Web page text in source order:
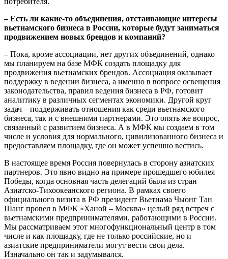
– Есть ли какие-то объединения, отстаивающие интересы
вьетнамского бизнеса в России, которые будут заниматься
продвижением новых брендов и компаний?
– Пока, кроме ассоциации, нет других объединений, однако
мы планируем на базе МФК создать площадку для
продвижения вьетнамских брендов. Ассоциация оказывает
поддержку в ведении бизнеса, а именно в вопросе освещения
законодательства, правил ведения бизнеса в РФ, готовит
аналитику в различных сегментах экономики. Другой круг
задач – поддерживать отношения как среди вьетнамского
бизнеса, так и с внешними партнерами. Это опять же вопрос,
связанный с развитием бизнеса. А в МФК мы создаем в том
числе и условия для нормального, цивилизованного бизнеса и
предоставляем площадку, где он может успешно вестись.
В настоящее время Россия повернулась в сторону азиатских
партнеров. Это явно видно на примере прошедшего юбилея
Победы, когда основная часть делегаций была из стран
Азиатско-Тихоокеанского региона. В рамках своего
официального визита в РФ президент Вьетнама Чыонг Тан
Шанг провел в МФК «Ханой – Москва» целый ряд встреч с
вьетнамскими предпринимателями, работающими в России.
Мы рассматриваем этот многофункциональный центр в том
числе и как площадку, где не только российские, но и
азиатские предприниматели могут вести свои дела.
Изначально он так и задумывался.